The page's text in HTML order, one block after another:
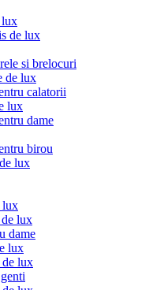
lux
de lux
si brelocuri
de lux
calatorii
lux
dame
birou
lux
lux
de lux
dame
lux
de lux